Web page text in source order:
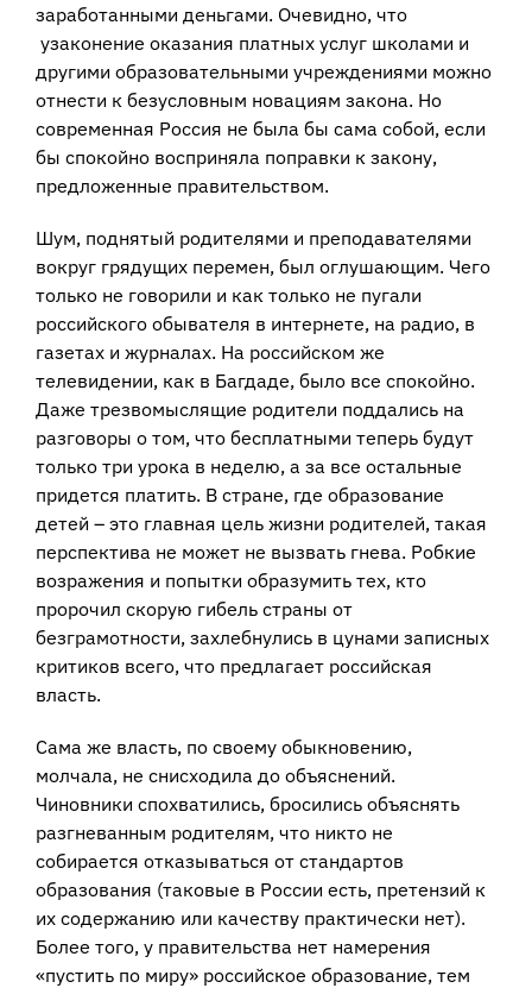
заработанными деньгами. Очевидно, что
узаконение оказания платных услуг школами и
другими образовательными учреждениями можно
отнести к безусловным новациям закона. Но
современная Россия не была бы сама собой, если
бы спокойно восприняла поправки к закону,
предложенные правительством.
Шум, поднятый родителями и преподавателями
вокруг грядущих перемен, был оглушающим. Чего
только не говорили и как только не пугали
российского обывателя в интернете, на радио, в
газетах и журналах. На российском же
телевидении, как в Багдаде, было все спокойно.
Даже трезвомыслящие родители поддались на
разговоры о том, что бесплатными теперь будут
только три урока в неделю, а за все остальные
придется платить. В стране, где образование
детей – это главная цель жизни родителей, такая
перспектива не может не вызвать гнева. Робкие
возражения и попытки образумить тех, кто
пророчил скорую гибель страны от
безграмотности, захлебнулись в цунами записных
критиков всего, что предлагает российская
власть.
Сама же власть, по своему обыкновению,
молчала, не снисходила до объяснений.
Чиновники спохватились, бросились объяснять
разгневанным родителям, что никто не
собирается отказываться от стандартов
образования (таковые в России есть, претензий к
их содержанию или качеству практически нет).
Более того, у правительства нет намерения
«пустить по миру» российское образование, тем